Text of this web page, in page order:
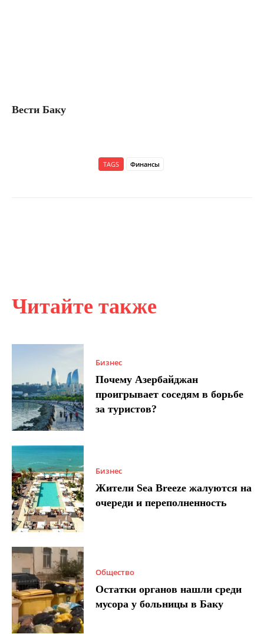
Читайте также
Бизнес
Почему Азербайджан
проигрывает соседям в борьбе
за туристов?
Бизнес
Жители Sea Breeze жалуются на
очереди и переполненность
Общество
Остатки органов нашли среди
мусора у больницы в Баку
Вести Баку
TAGS Финансы